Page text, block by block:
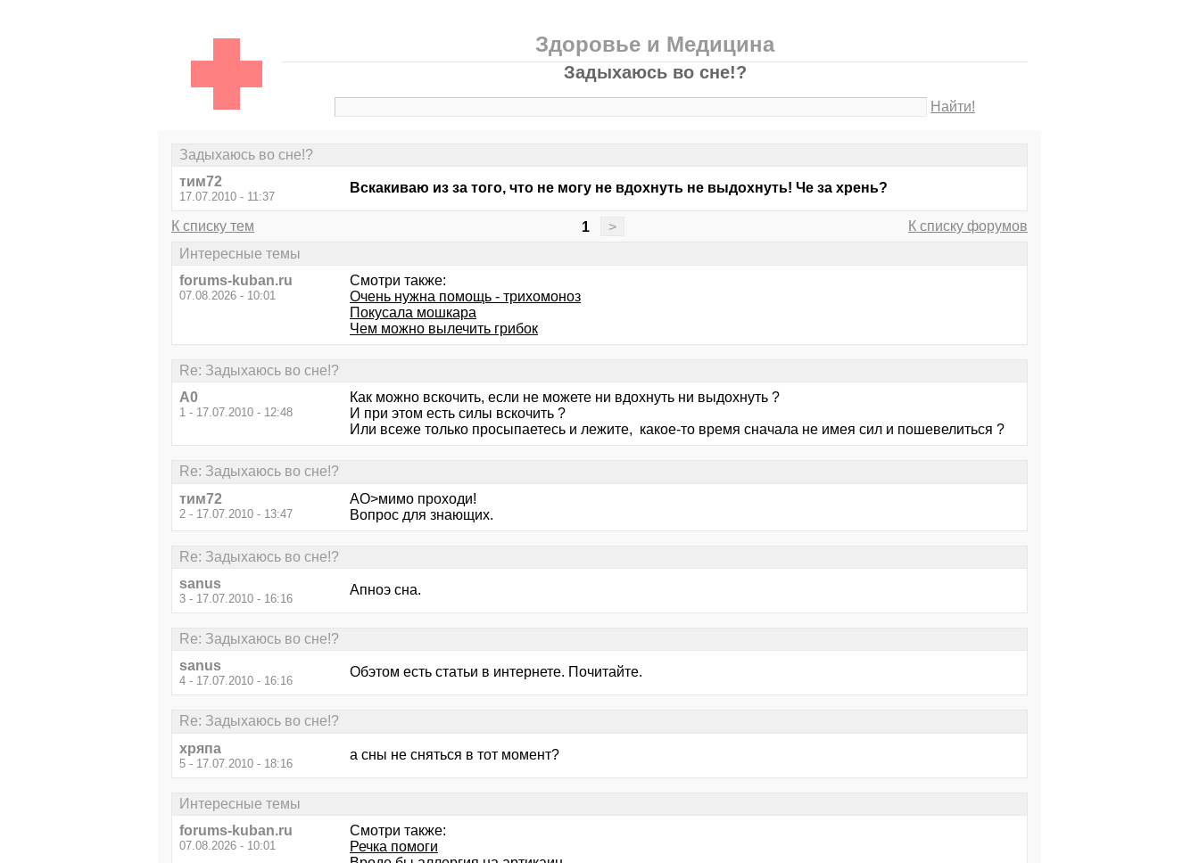
Здоровье и Медицина
Задыхаюсь во сне!?
Найти!
Задыхаюсь во сне!?
тим72
17.07.2010 - 11:37
Вскакиваю из за того, что не могу не вдохнуть не выдохнуть! Че за хрень?
К списку тем 1 >
К списку форумов
Интересные темы
forums-kuban.ru
07.08.2026 - 10:01
Смотри также:
Очень нужна помощь - трихомоноз
Покусала мошкара
Чем можно вылечить грибок
Re: Задыхаюсь во сне!?
А0
1 - 17.07.2010 - 12:48
Как можно вскочить, если не можете ни вдохнуть ни выдохнуть ?
И при этом есть силы вскочить ?
Или всеже только просыпаетесь и лежите, какое-то время сначала не имея сил и пошевелиться ?
Re: Задыхаюсь во сне!?
тим72
2 - 17.07.2010 - 13:47
АО>мимо проходи!
Вопрос для знающих.
Re: Задыхаюсь во сне!?
sanus
3 - 17.07.2010 - 16:16
Апноэ сна.
Re: Задыхаюсь во сне!?
sanus
4 - 17.07.2010 - 16:16
Обэтом есть статьи в интернете. Почитайте.
Re: Задыхаюсь во сне!?
хряпа
5 - 17.07.2010 - 18:16
а сны не сняться в тот момент?
Интересные темы
forums-kuban.ru
07.08.2026 - 10:01
Смотри также:
Речка помоги